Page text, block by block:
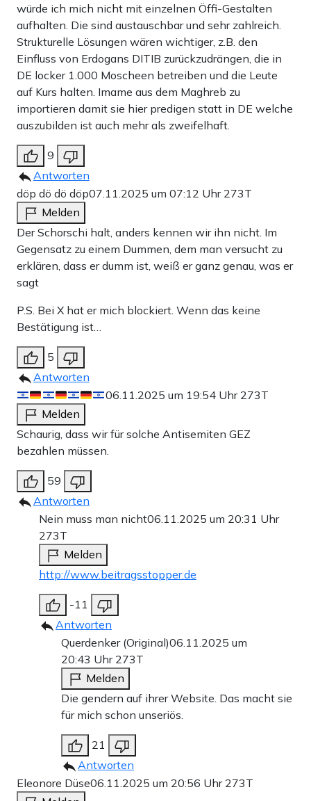
würde ich mich nicht mit einzelnen Öffi-Gestalten
aufhalten. Die sind austauschbar und sehr zahlreich.
Strukturelle Lösungen wären wichtiger, z.B. den
Einfluss von Erdogans DITIB zurückzudrängen, die in
DE locker 1.000 Moscheen betreiben und die Leute
auf Kurs halten. Imame aus dem Maghreb zu
importieren damit sie hier predigen statt in DE welche
auszubilden ist auch mehr als zweifelhaft.
9
Antworten
döp dö dö döp07.11.2025 um 07:12 Uhr 273T
Melden
Der Schorschi halt, anders kennen wir ihn nicht. Im
Gegensatz zu einem Dummen, dem man versucht zu
erklären, dass er dumm ist, weiß er ganz genau, was er
sagt
P.S. Bei X hat er mich blockiert. Wenn das keine
Bestätigung ist…
5
Antworten
06.11.2025 um 19:54 Uhr 273T
Melden
Schaurig, dass wir für solche Antisemiten GEZ
bezahlen müssen.
59
Antworten
Nein muss man nicht06.11.2025 um 20:31 Uhr
273T
Melden
http://www.beitragsstopper.de
-11
Antworten
Querdenker (Original)06.11.2025 um
20:43 Uhr 273T
Melden
Die gendern auf ihrer Website. Das macht sie
für mich schon unseriös.
21
Antworten
Eleonore Düse06.11.2025 um 20:56 Uhr 273T